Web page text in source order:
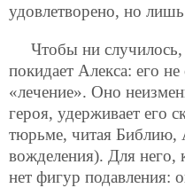
удовлетворено, но
Чтобы ни случилось,
покидает Алекса: его
«лечение». Оно
героя, удерживает его
тюрьме, читая Библию,
вожделения). Для него,
нет фигур подавления: